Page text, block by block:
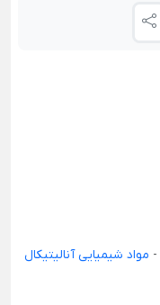
- مواد شیمیایی آنالیتیکال